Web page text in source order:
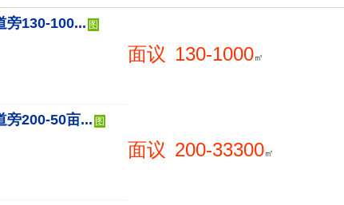
旁130-100... 图
面议 130-1000㎡
旁200-50亩... 图
面议 200-33300㎡